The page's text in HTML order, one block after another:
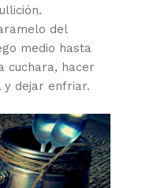
del
medio hasta
cuchara, hacer
dejar enfriar.